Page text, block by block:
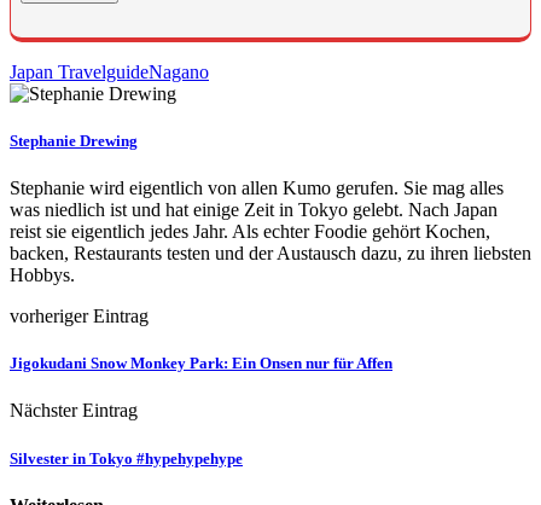
Japan TravelguideNagano
Stephanie Drewing
Stephanie wird eigentlich von allen Kumo gerufen. Sie mag alles
was niedlich ist und hat einige Zeit in Tokyo gelebt. Nach Japan
reist sie eigentlich jedes Jahr. Als echter Foodie gehört Kochen,
backen, Restaurants testen und der Austausch dazu, zu ihren liebsten
Hobbys.
vorheriger Eintrag
Jigokudani Snow Monkey Park: Ein Onsen nur für Affen
Nächster Eintrag
Silvester in Tokyo #hypehypehype